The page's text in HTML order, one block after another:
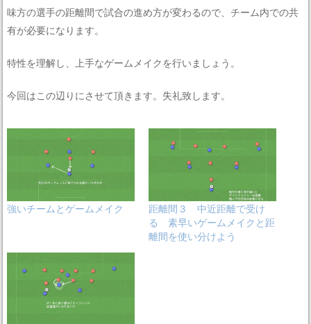
味方の選手の距離間で試合の進め方が変わるので、チーム内での共
有が必要になります。
特性を理解し、上手なゲームメイクを行いましょう。
今回はこの辺りにさせて頂きます。失礼致します。
強いチームとゲームメイク
距離間３ 中近距離で受け
る 素早いゲームメイクと距
離間を使い分けよう